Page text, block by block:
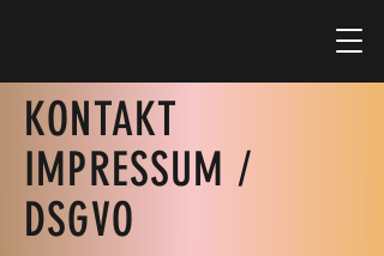
KONTAKT
IMPRESSUM /
DSGVO